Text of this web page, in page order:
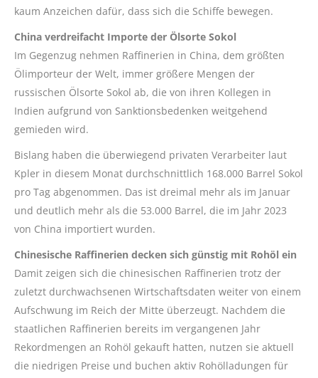
kaum Anzeichen dafür, dass sich die Schiffe bewegen.
China verdreifacht Importe der Ölsorte Sokol
Im Gegenzug nehmen Raffinerien in China, dem größten
Ölimporteur der Welt, immer größere Mengen der
russischen Ölsorte Sokol ab, die von ihren Kollegen in
Indien aufgrund von Sanktionsbedenken weitgehend
gemieden wird.
Bislang haben die überwiegend privaten Verarbeiter laut
Kpler in diesem Monat durchschnittlich 168.000 Barrel Sokol
pro Tag abgenommen. Das ist dreimal mehr als im Januar
und deutlich mehr als die 53.000 Barrel, die im Jahr 2023
von China importiert wurden.
Chinesische Raffinerien decken sich günstig mit Rohöl ein
Damit zeigen sich die chinesischen Raffinerien trotz der
zuletzt durchwachsenen Wirtschaftsdaten weiter von einem
Aufschwung im Reich der Mitte überzeugt. Nachdem die
staatlichen Raffinerien bereits im vergangenen Jahr
Rekordmengen an Rohöl gekauft hatten, nutzen sie aktuell
die niedrigen Preise und buchen aktiv Rohölladungen für